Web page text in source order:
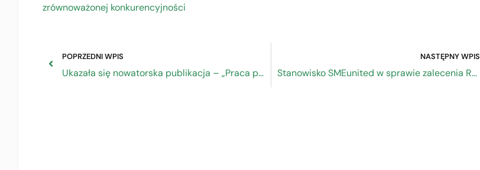
zrównoważonej konkurencyjności
POPRZEDNI WPIS
Ukazała się nowatorska publikacja – „Praca przymusowa. Poradnik: jak ją rozpoznać i jej przeciwdziałać”
NASTĘPNY WPIS
Stanowisko SMEunited w sprawie zalecenia Rady UE w sprawie kształcenia i szkolenia zawodowego (VET) na rzecz trwałej konkurencyjności, sprawiedliwości społecznej i odporności